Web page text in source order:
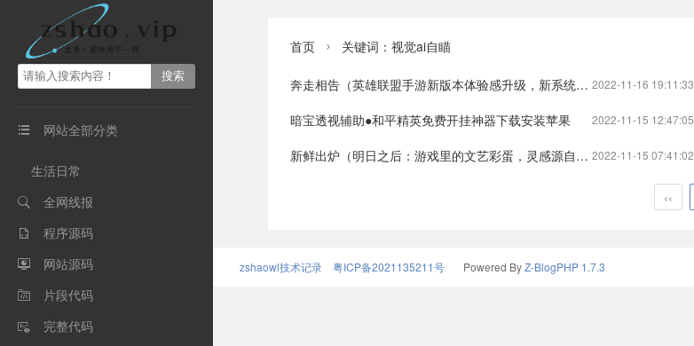
 网站全部分类
生活日常
 全网线报
 程序源码
 网站源码
 片段代码
 完整代码
首页  关键词：视觉ai自瞄
2022-11-16 19:11:33
奔走相告（英雄联盟手游新版本体验感升级，新系统陪你过春节！）英雄联盟体验服版本更新公告在哪看英雄联盟手游
2022-11-15 12:47:05
暗宝透视辅助●和平精英免费开挂神器下载安装苹果
2022-11-15 07:41:02
新鲜出炉（明日之后：游戏里的文艺彩蛋，灵感源自两部世界名著）明日之战有没有片尾彩蛋明日之后
‹‹
zshaowl技术记录 粤ICP备2021135211号 Powered ByZ-BlogPHP 1.7.3